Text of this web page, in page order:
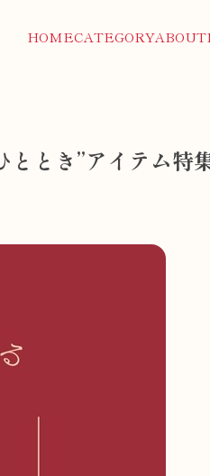
HOMECATEGORYABOUT
とき”アイテム特